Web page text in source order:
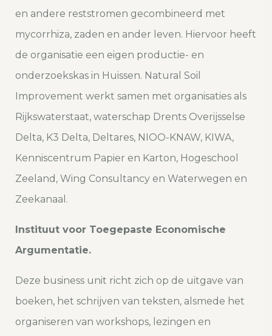
en andere reststromen gecombineerd met
mycorrhiza, zaden en ander leven. Hiervoor heeft
de organisatie een eigen productie- en
onderzoekskas in Huissen. Natural Soil
Improvement werkt samen met organisaties als
Rijkswaterstaat, waterschap Drents Overijsselse
Delta, K3 Delta, Deltares, NIOO-KNAW, KIWA,
Kenniscentrum Papier en Karton, Hogeschool
Zeeland, Wing Consultancy en Waterwegen en
Zeekanaal.
Instituut voor Toegepaste Economische
Argumentatie.
Deze business unit richt zich op de uitgave van
boeken, het schrijven van teksten, alsmede het
organiseren van workshops, lezingen en